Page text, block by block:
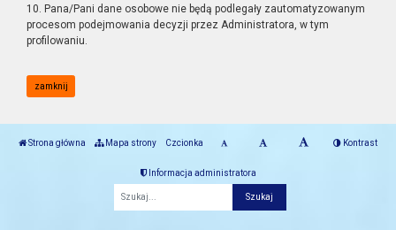
10. Pana/Pani dane osobowe nie będą podlegały zautomatyzowanym
procesom podejmowania decyzji przez Administratora, w tym
profilowaniu.
zamknij
Strona główna Mapa strony Czcionka Kontrast
Informacja administratora